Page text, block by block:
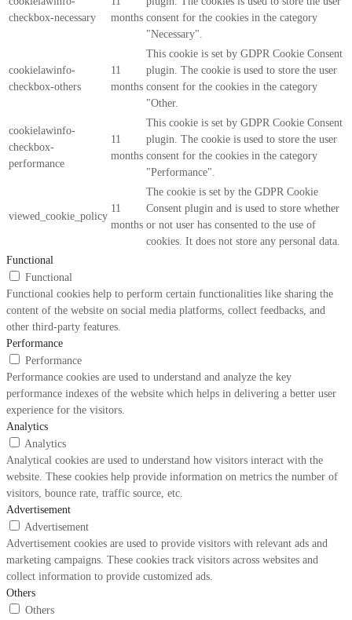
checkbox-necessary
months consent for the cookies in the category
"Necessary".
cookielawinfo-
checkbox-others
11
months
This cookie is set by GDPR Cookie Consent
plugin. The cookie is used to store the user
consent for the cookies in the category
"Other.
cookielawinfo-
checkbox-
performance
11
months
This cookie is set by GDPR Cookie Consent
plugin. The cookie is used to store the user
consent for the cookies in the category
"Performance".
viewed_cookie_policy
11
months
The cookie is set by the GDPR Cookie
Consent plugin and is used to store whether
or not user has consented to the use of
cookies. It does not store any personal data.
Functional
Functional
Functional cookies help to perform certain functionalities like sharing the
content of the website on social media platforms, collect feedbacks, and
other third-party features.
Performance
Performance
Performance cookies are used to understand and analyze the key
performance indexes of the website which helps in delivering a better user
experience for the visitors.
Analytics
Analytics
Analytical cookies are used to understand how visitors interact with the
website. These cookies help provide information on metrics the number of
visitors, bounce rate, traffic source, etc.
Advertisement
Advertisement
Advertisement cookies are used to provide visitors with relevant ads and
marketing campaigns. These cookies track visitors across websites and
collect information to provide customized ads.
Others
Others